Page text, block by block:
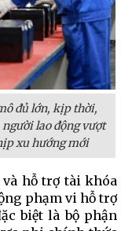
đủ lớn, kịp thời,
lao động vượt
xu hướng mới
hỗ trợ tài khóa
phạm vi hỗ trợ
biệt là bộ phận